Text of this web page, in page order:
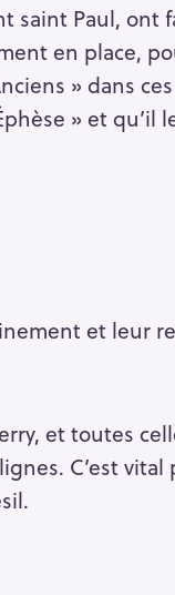
saint Paul,
en place,
» dans
» et qu’il
et leur
et toutes
C’est vital